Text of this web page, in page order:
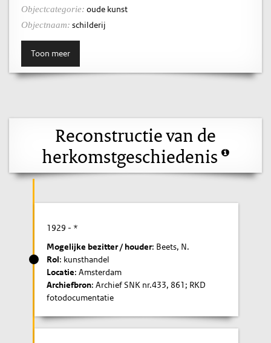
Objectcategorie: oude kunst
Objectnaam: schilderij
Toon meer
Reconstructie van de
herkomstgeschiedenis
1929 - *
Mogelijke bezitter / houder: Beets, N.
Rol: kunsthandel
Locatie: Amsterdam
Archiefbron: Archief SNK nr.433, 861; RKD
fotodocumentatie